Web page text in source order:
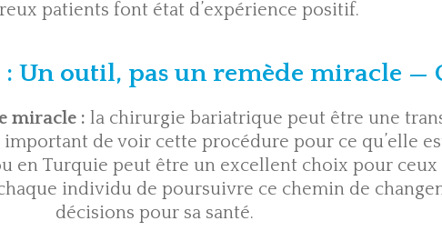
patients font état d’expérience positif.
Un outil, pas un remède miracle —
miracle : la chirurgie bariatrique peut être une
de voir cette procédure pour ce qu’elle
en Turquie peut être un excellent choix pour
individu de poursuivre ce chemin de
décisions pour sa santé.